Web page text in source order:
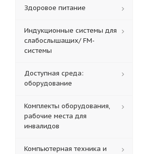
Здоровое питание
Индукционные системы для
слабослышащих/ FM-
системы
Доступная среда:
оборудование
Комплекты оборудования,
рабочие места для
инвалидов
Компьютерная техника и